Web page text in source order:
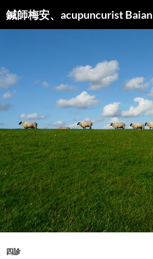
鍼師梅安、acupuncurist Baian
索
ツ
へ
ス
キ
ッ
プ
四診